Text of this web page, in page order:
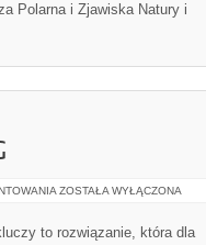
Polarna i Zjawiska Natury i
HISTORIE
DRÓG
ZOSTAŁA WYŁĄCZONA
to rozwiązanie, która dla